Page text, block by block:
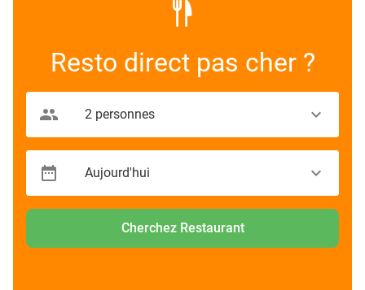
Resto direct pas cher ?
Cherchez Restaurant